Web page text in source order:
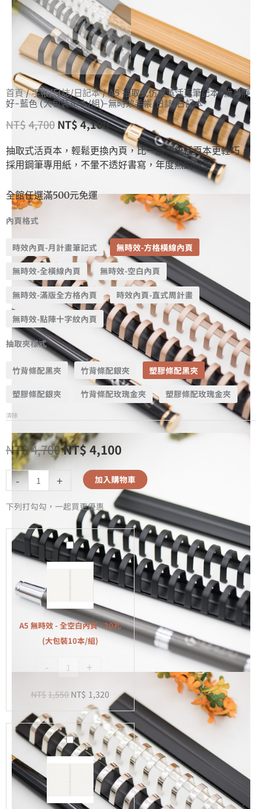
首頁/手帳/日誌/日記本/ A5 抽取式仿皮革活頁筆記本-歲月靜
好-藍色 (大包裝10本/組)-無時效手帳/日誌/日記本
NT$4,700 NT$4,100
抽取式活頁本，輕鬆更換內頁，比一般傳統活頁本更輕巧，
採用鋼筆專用紙，不暈不透好書寫，年度熱銷冠軍
全館任選滿500元免運
內頁格式
時效內頁-月計畫筆記式 無時效-方格橫線內頁
無時效-全橫線內頁 無時效-空白內頁
無時效-滿版全方格內頁 時效內頁-直式周計畫
無時效-點陣十字紋內頁
抽取夾樣式
竹背條配黑夾 竹背條配銀夾 塑膠條配黑夾
塑膠條配銀夾 竹背條配玫瑰金夾 塑膠條配玫瑰金夾
清除
NT$4,700NT$4,100
- + 加入購物車
下列打勾勾，一起買更優惠
A5
無
效
-
全
空
內
-
(大
包
本/
A5 無時效 - 全空白內頁 - 20孔
(大包裝10本/組)
- +
NT$1,550 NT$ 1,320
A5
無
效
-